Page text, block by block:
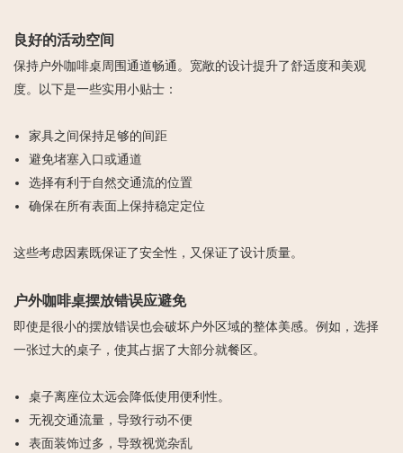
良好的活动空间
保持户外咖啡桌周围通道畅通。宽敞的设计提升了舒适度和美观
度。以下是一些实用小贴士：
家具之间保持足够的间距
避免堵塞入口或通道
选择有利于自然交通流的位置
确保在所有表面上保持稳定定位
这些考虑因素既保证了安全性，又保证了设计质量。
户外咖啡桌摆放错误应避免
即使是很小的摆放错误也会破坏户外区域的整体美感。例如，选择
一张过大的桌子，使其占据了大部分就餐区。
桌子离座位太远会降低使用便利性。
无视交通流量，导致行动不便
表面装饰过多，导致视觉杂乱